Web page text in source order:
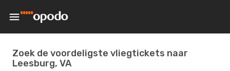
Zoek de voordeligste vliegtickets naar
Leesburg, VA